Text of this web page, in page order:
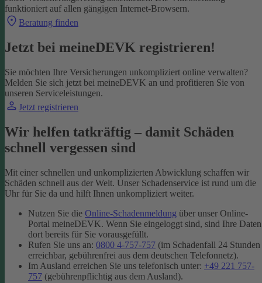
funktioniert auf allen gängigen Internet-Browsern.
Beratung finden
Jetzt bei meineDEVK registrieren!
Sie möchten Ihre Versicherungen unkompliziert online verwalten?
Melden Sie sich jetzt bei meineDEVK an und profitieren Sie von
unseren Serviceleistungen.
Jetzt registrieren
Wir helfen tatkräftig – damit Schäden
schnell vergessen sind
Mit einer schnellen und unkomplizierten Abwicklung schaffen wir
Schäden schnell aus der Welt. Unser Schadenservice ist rund um die
Uhr für Sie da und hilft Ihnen unkompliziert weiter.
Nutzen Sie die Online-Schadenmeldung über unser Online-
Portal meineDEVK. Wenn Sie eingeloggt sind, sind Ihre Daten
dort bereits für Sie vorausgefüllt.
Rufen Sie uns an: 0800 4-757-757 (im Schadenfall 24 Stunden
erreichbar, gebührenfrei aus dem deutschen Telefonnetz).
Im Ausland erreichen Sie uns telefonisch unter: +49 221 757-
757 (gebührenpflichtig aus dem Ausland).